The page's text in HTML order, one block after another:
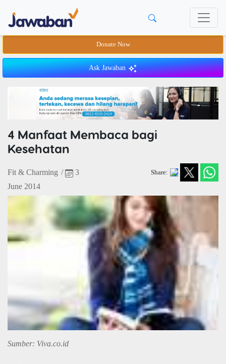
Donate Now
Ask Jawaban
4 Manfaat Membaca bagi
Kesehatan
Fit & Charming /
3
June 2014
Share:
Sumber: Viva.co.id